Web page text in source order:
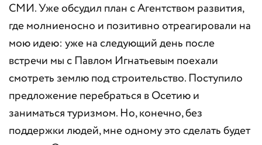
СМИ. Уже обсудил план с Агентством развития,
где молниеносно и позитивно отреагировали на
мою идею: уже на следующий день после
встречи мы с Павлом Игнатьевым поехали
смотреть землю под строительство. Поступило
предложение перебраться в Осетию и
заниматься туризмом. Но, конечно, без
поддержки людей, мне одному это сделать будет